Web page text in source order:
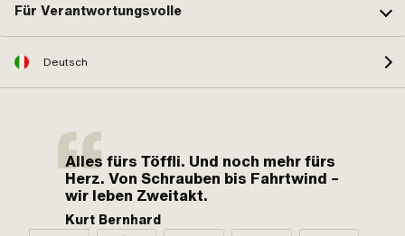
Für Verantwortungsvolle
Deutsch
Alles fürs Töffli. Und noch mehr fürs
Herz. Von Schrauben bis Fahrtwind –
wir leben Zweitakt.
Kurt Bernhard